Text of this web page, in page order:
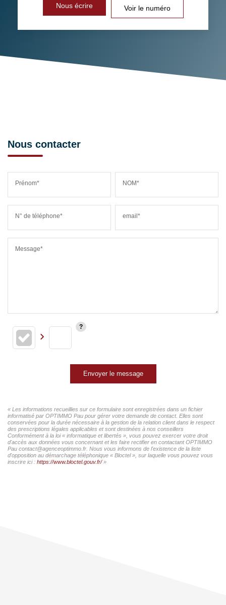
Nous écrire Voir le numéro
Nous contacter
Prénom* NOM*
N° de téléphone* email*
Message*
Envoyer le message
« Les informations recueillies sur ce formulaire sont enregistrées dans un fichier
informatisé par OPTIMMO Pau pour gérer votre demande de contact. Elles sont
conservées pour la durée nécessaire à la gestion de la relation client dans le respect
des prescriptions légales applicables et sont destinées à nos conseillers
Conformément à la loi « informatique et libertés », vous pouvez exercer votre droit
d'accès aux données vous concernant et les faire rectifier en contactant OPTIMMO
Pau contact@agenceoptimmo.fr. Nous vous informons de l'existence de la liste
d'opposition au démarchage téléphonique « Bloctel », sur laquelle vous pouvez vous
inscrire ici : https://www.bloctel.gouv.fr/»